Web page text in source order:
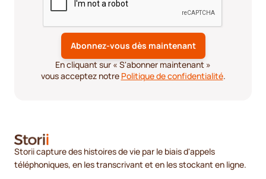
En cliquant sur « S'abonner maintenant »
vous acceptez notre Politique de confidentialité.
Storii capture des histoires de vie par le biais d'appels
téléphoniques, en les transcrivant et en les stockant en ligne.